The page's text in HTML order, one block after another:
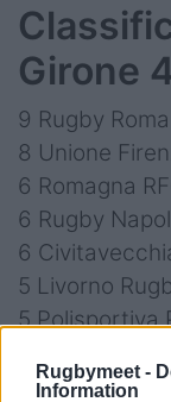
Rugbymeet -
Information
Girone
9 Rugby
8 Unione
6 Romagna
6 Rugby
6
5 Livorno
5 Polisportiva
2 La Rugby